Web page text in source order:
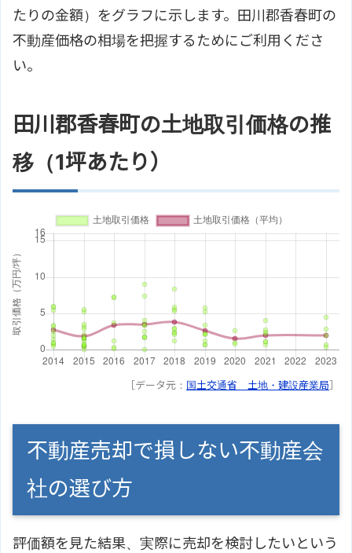
たりの金額）をグラフに示します。田川郡香春町の
不動産価格の相場を把握するためにご利用くださ
い。
田川郡香春町の土地取引価格の推
移（1坪あたり）
［データ元： 国土交通省 土地・建設産業局］
不動産売却で損しない不動産会
社の選び方
評価額を見た結果、実際に売却を検討したいという